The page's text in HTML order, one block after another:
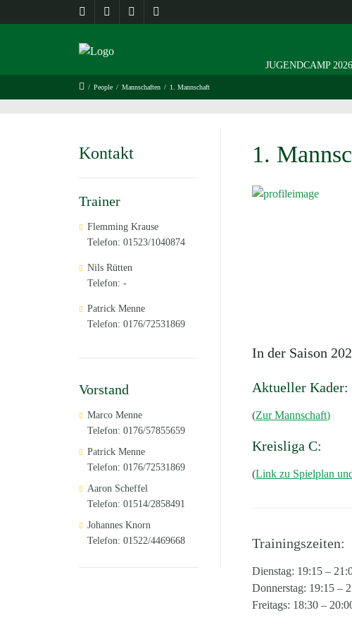
JUGENDCAMP 2026
/ People / Mannschaften / 1. Mannschaft
Kontakt
Trainer
Flemming Krause
Telefon: 01523/1040874
Nils Rütten
Telefon: -
Patrick Menne
Telefon: 0176/72531869
Vorstand
Marco Menne
Telefon: 0176/57855659
Patrick Menne
Telefon: 0176/72531869
Aaron Scheffel
Telefon: 01514/2858491
Johannes Knorn
Telefon: 01522/4469668
1.
In der Saison
Aktueller Kader:
(Zur Mannschaft)
Kreisliga C:
(Link zu Spielplan
Trainingszeiten:
Dienstag: 19:15 –
Donnerstag: 19:15 –
Freitags: 18:30 –